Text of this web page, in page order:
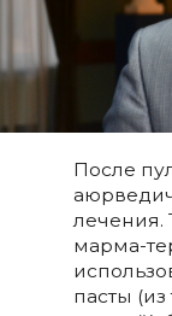
После
лечения.
марма-
пасты